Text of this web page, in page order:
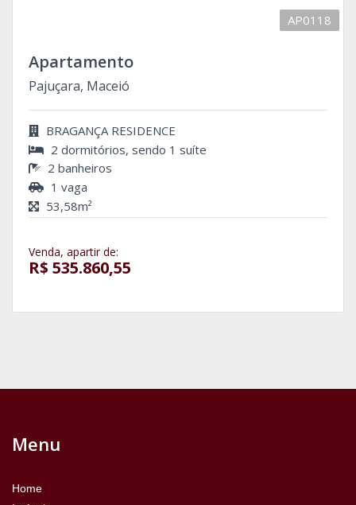
AP0118
Apartamento
Pajuçara, Maceió
BRAGANÇA RESIDENCE
2 dormitórios, sendo 1 suíte
2 banheiros
1 vaga
53,58m²
Venda, apartir de:
R$ 535.860,55
Menu
Home